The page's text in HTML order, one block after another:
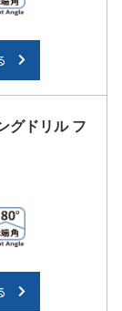
る
グドリル フ
る